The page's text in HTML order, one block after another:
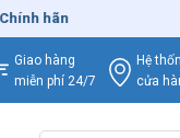
hãng – Xuất
Giao hàng
miễn phí 24/7
Hệ
cửa